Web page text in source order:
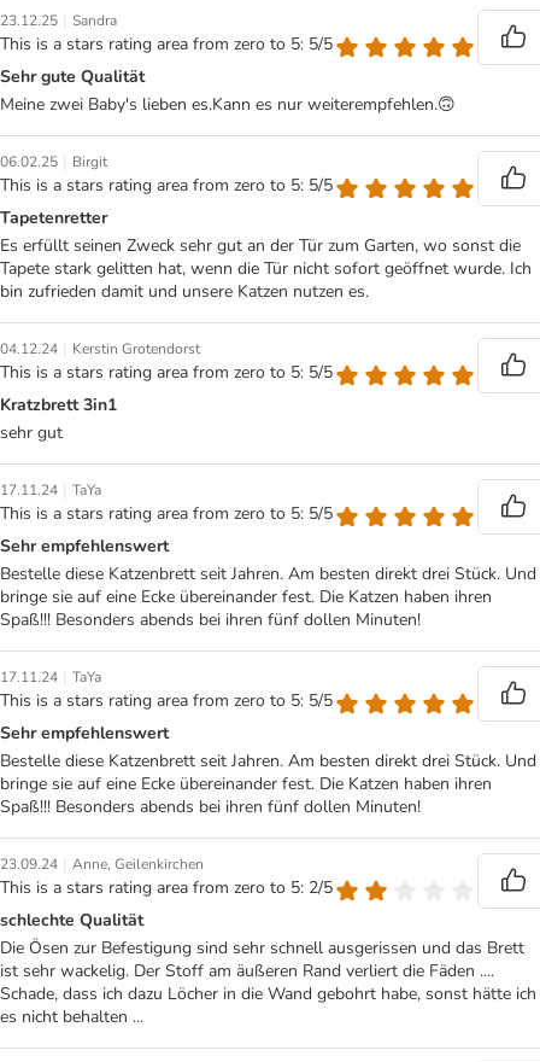
23.12.25 | Sandra
This is a stars rating area from zero to 5: 5/5
Sehr gute Qualität
Meine zwei Baby's lieben es.Kann es nur weiterempfehlen.🙃
06.02.25 | Birgit
This is a stars rating area from zero to 5: 5/5
Tapetenretter
Es erfüllt seinen Zweck sehr gut an der Tür zum Garten, wo sonst die
Tapete stark gelitten hat, wenn die Tür nicht sofort geöffnet wurde. Ich
bin zufrieden damit und unsere Katzen nutzen es.
04.12.24 | Kerstin Grotendorst
This is a stars rating area from zero to 5: 5/5
Kratzbrett 3in1
sehr gut
17.11.24 | TaYa
This is a stars rating area from zero to 5: 5/5
Sehr empfehlenswert
Bestelle diese Katzenbrett seit Jahren. Am besten direkt drei Stück. Und
bringe sie auf eine Ecke übereinander fest. Die Katzen haben ihren
Spaß!!! Besonders abends bei ihren fünf dollen Minuten!
17.11.24 | TaYa
This is a stars rating area from zero to 5: 5/5
Sehr empfehlenswert
Bestelle diese Katzenbrett seit Jahren. Am besten direkt drei Stück. Und
bringe sie auf eine Ecke übereinander fest. Die Katzen haben ihren
Spaß!!! Besonders abends bei ihren fünf dollen Minuten!
23.09.24 | Anne, Geilenkirchen
This is a stars rating area from zero to 5: 2/5
schlechte Qualität
Die Ösen zur Befestigung sind sehr schnell ausgerissen und das Brett
ist sehr wackelig. Der Stoff am äußeren Rand verliert die Fäden ....
Schade, dass ich dazu Löcher in die Wand gebohrt habe, sonst hätte ich
es nicht behalten ...